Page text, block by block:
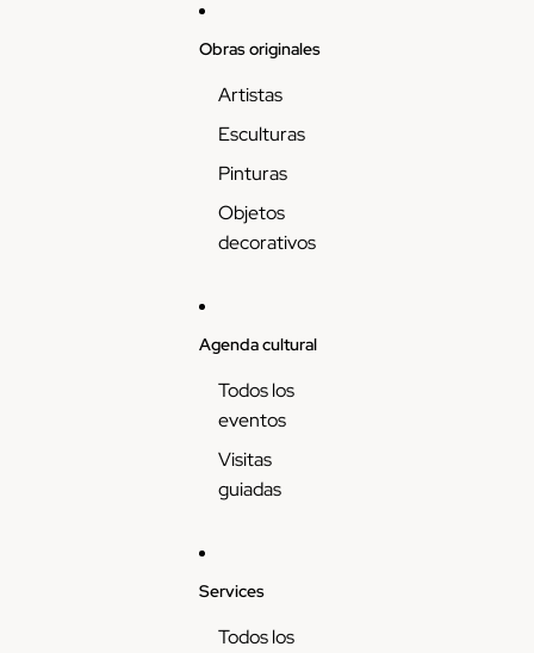
Obras originales
Artistas
Esculturas
Pinturas
Objetos
decorativos
Agenda cultural
Todos los
eventos
Visitas
guiadas
Services
Todos los